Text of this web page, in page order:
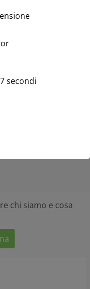
i prezzi
chi siamo e cosa
7secondi